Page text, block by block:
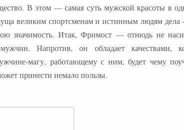
В этом — самая суть мужской красоты в
великим спортсменам и истинным людям
значимость. Итак, Фримост — отнюдь не
Напротив, он обладает качествами,
магу, работающему с ним, будет чему
принести немало пользы.